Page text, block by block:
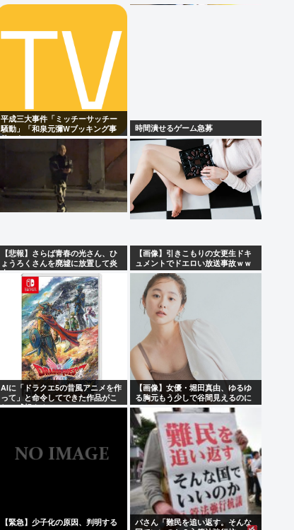
平成三大事件「ミッチーサッチー
騒動」「和泉元彌Wブッキング事
件」あとひとつは？
時間潰せるゲーム急募
【悲報】さらば青春の光さん、ひ
ょうろくさんを廃墟に放置して炎
上www
【画像】引きこもりの女更生ドキ
ュメントでドエロい放送事故ｗｗ
ｗ
AIに「ドラクエ5の昔風アニメを作
って」と命令してできた作品がこ
れ、感想よろ
【画像】女優・堀田真由、ゆるゆ
る胸元もう少しで谷間見えるのに
【緊急】少子化の原因、判明する
パさん「難民を追い返す。そんな